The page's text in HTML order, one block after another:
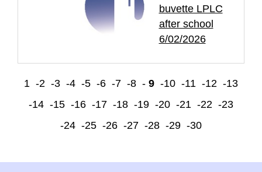
buvette LPLC
after school
6/02/2026
1 -2 -3 -4 -5 -6 -7 -8 - 9 -10 -11 -12 -13
-14 -15 -16 -17 -18 -19 -20 -21 -22 -23
-24 -25 -26 -27 -28 -29 -30